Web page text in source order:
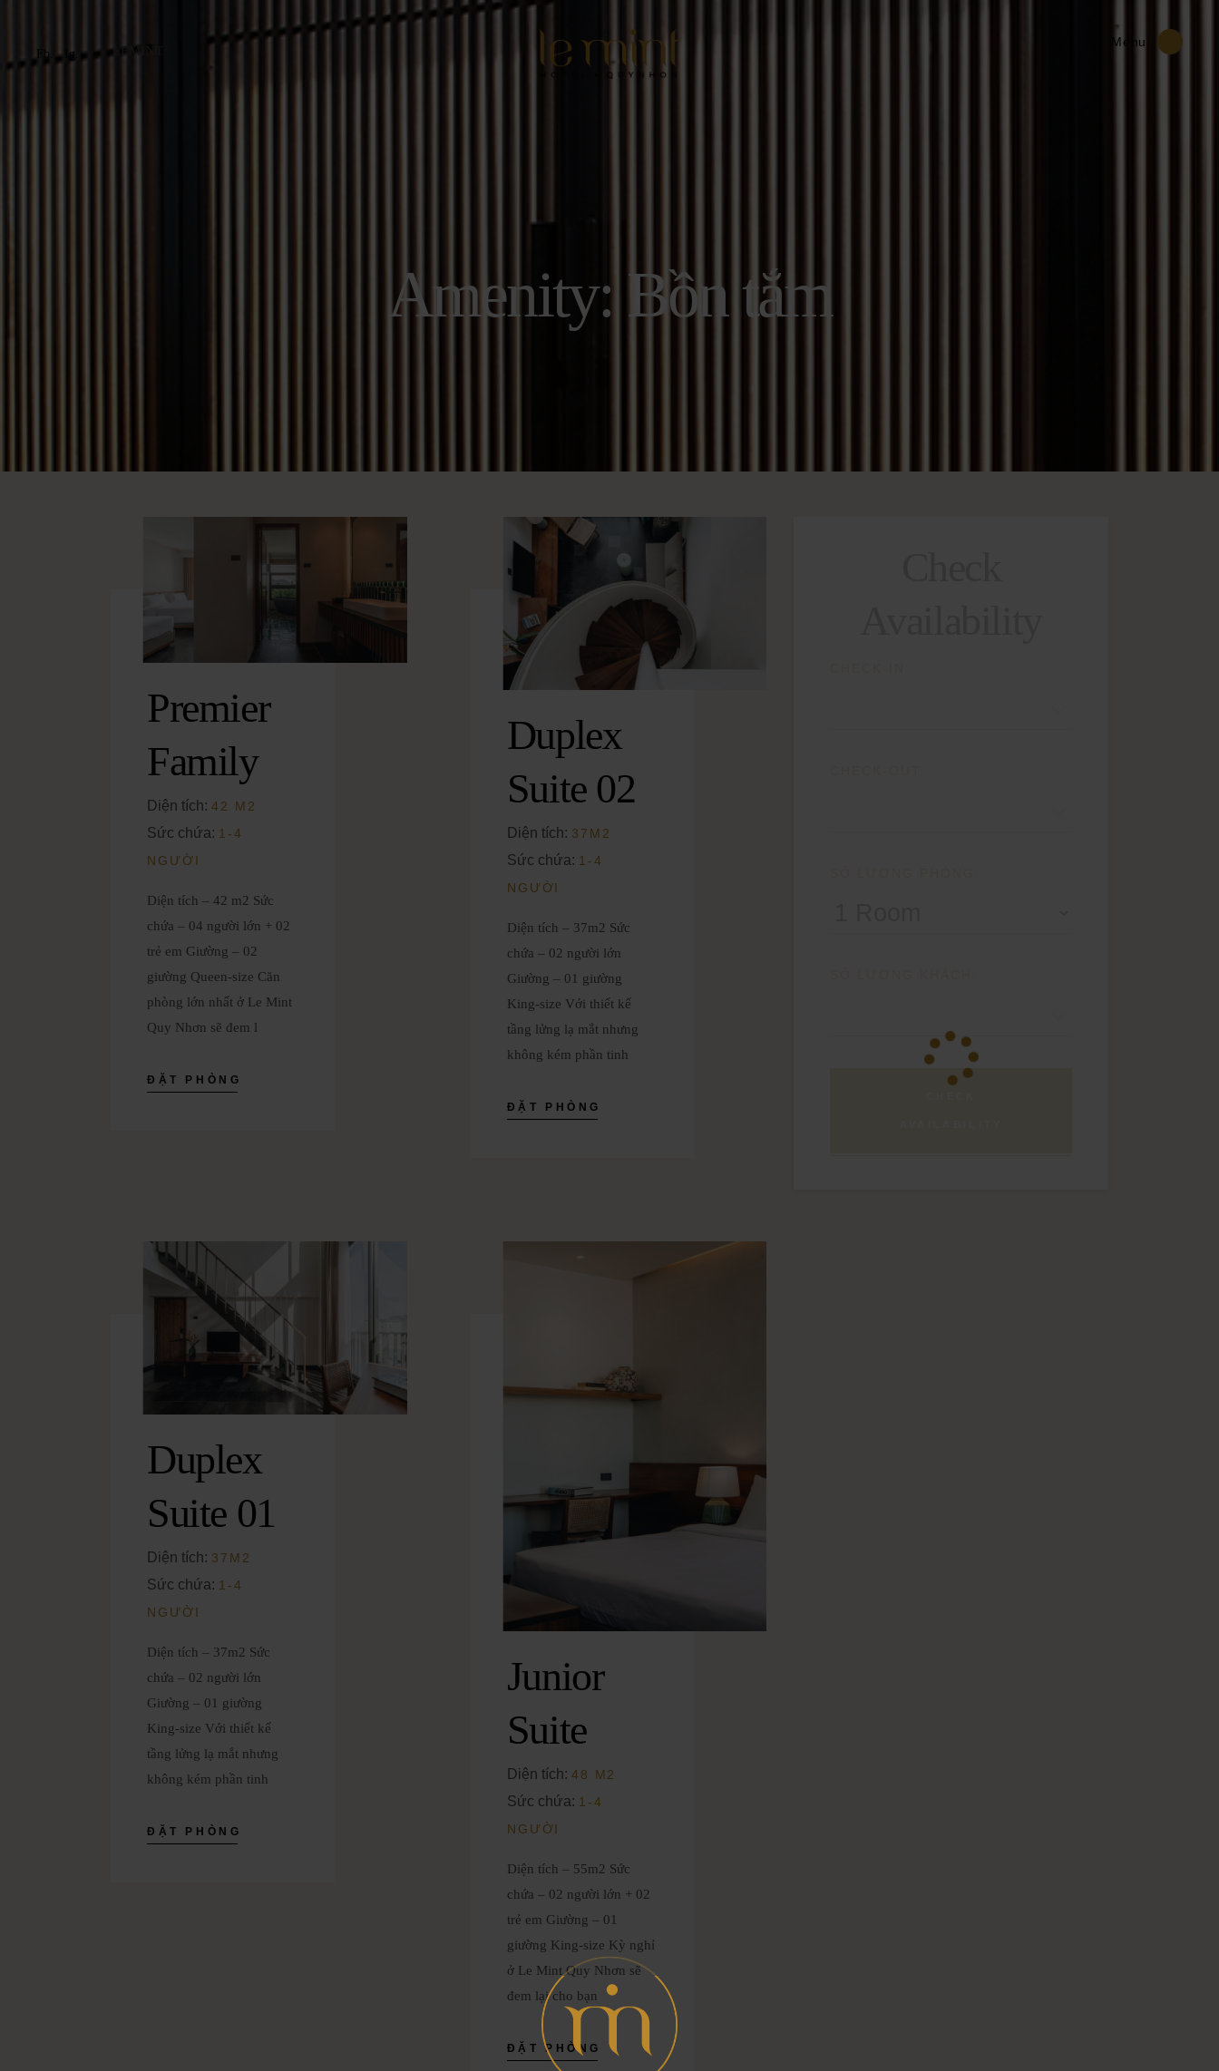
Fb. Ig. LEMINT
Menu
Amenity: Bồn tắm
Premier
Family
Diện tích: 42 M2
Sức chứa: 1-4
NGƯỜI
Diện tích – 42 m2 Sức
chứa – 04 người lớn + 02
trẻ em Giường – 02
giường Queen-size Căn
phòng lớn nhất ở Le Mint
Quy Nhơn sẽ đem l
ĐẶT PHÒNG
Duplex
Suite 02
Diện tích: 37M2
Sức chứa: 1-4
NGƯỜI
Diện tích – 37m2 Sức
chứa – 02 người lớn
Giường – 01 giường
King-size Với thiết kế
tầng lửng lạ mắt nhưng
không kém phần tinh
ĐẶT PHÒNG
Duplex
Suite 01
Diện tích: 37M2
Sức chứa: 1-4
NGƯỜI
Diện tích – 37m2 Sức
chứa – 02 người lớn
Giường – 01 giường
King-size Với thiết kế
tầng lửng lạ mắt nhưng
không kém phần tinh
ĐẶT PHÒNG
Junior
Suite
Diện tích: 48 M2
Sức chứa: 1-4
NGƯỜI
Diện tích – 55m2 Sức
chứa – 02 người lớn + 02
trẻ em Giường – 01
giường King-size Kỳ nghỉ
ở Le Mint Quy Nhơn sẽ
đem lại cho bạn
ĐẶT PHÒNG